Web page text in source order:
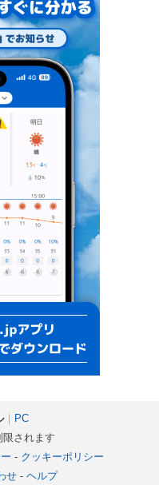
｜ PC
されます
- クッキーポリシー
せ- ヘルプ